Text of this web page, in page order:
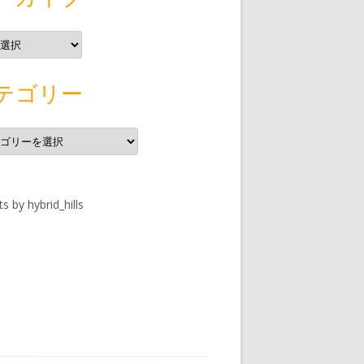
ゴリー
by hybrid_hills